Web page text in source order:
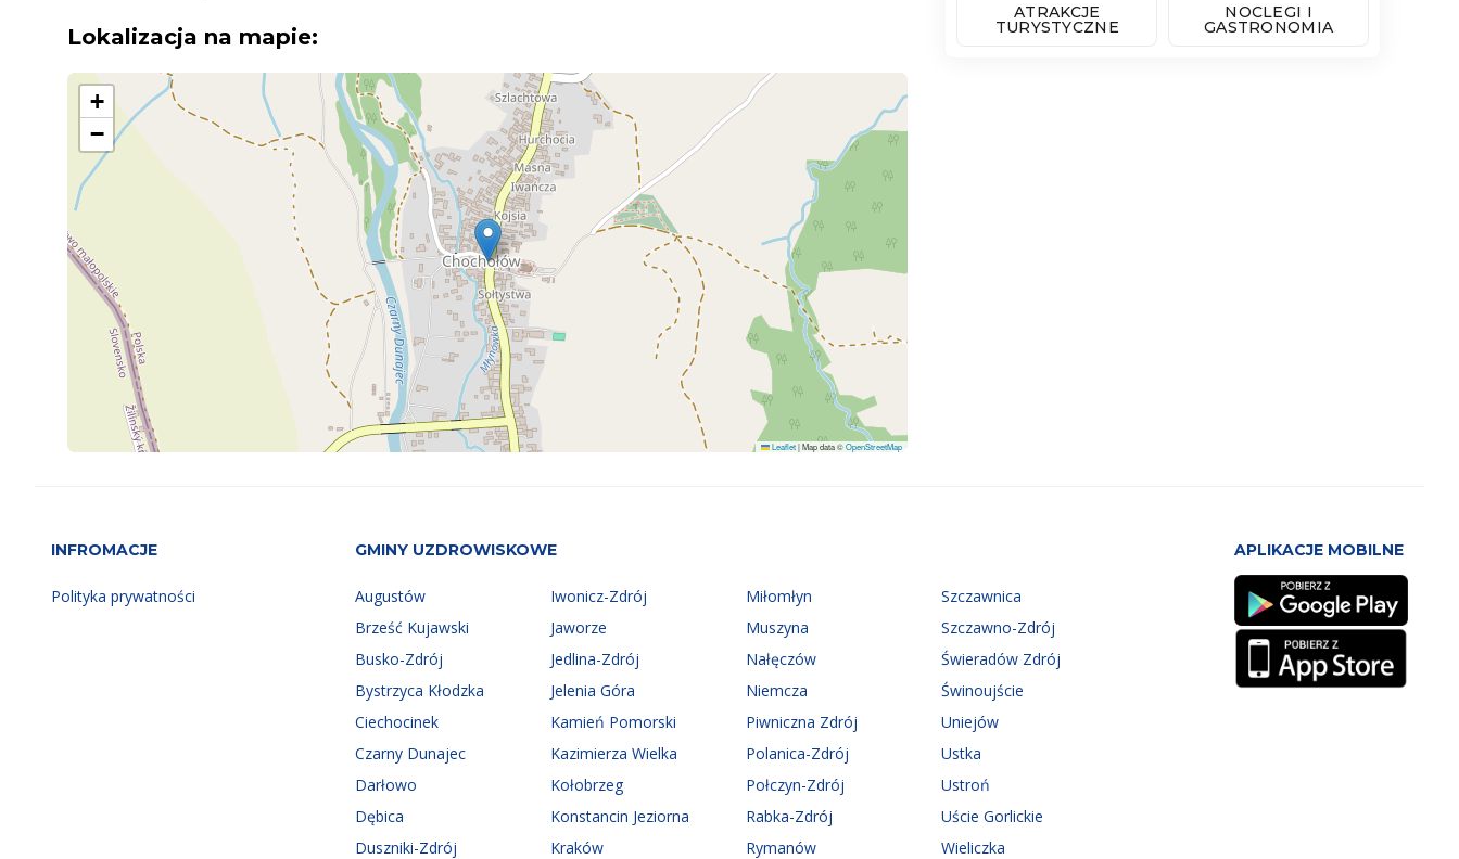
ATRAKCJE
TURYSTYCZNE
NOCLEGI I
GASTRONOMIA
Lokalizacja na mapie:
+
−
Leaflet |Map data ©OpenStreetMap
INFROMACJE
Polityka prywatności
GMINY UZDROWISKOWE
Augustów
Brześć Kujawski
Busko-Zdrój
Bystrzyca Kłodzka
Ciechocinek
Czarny Dunajec
Darłowo
Dębica
Duszniki-Zdrój
Iwonicz-Zdrój
Jaworze
Jedlina-Zdrój
Jelenia Góra
Kamień Pomorski
Kazimierza Wielka
Kołobrzeg
Konstancin Jeziorna
Kraków
Miłomłyn
Muszyna
Nałęczów
Niemcza
Piwniczna Zdrój
Polanica-Zdrój
Połczyn-Zdrój
Rabka-Zdrój
Rymanów
Szczawnica
Szczawno-Zdrój
Świeradów Zdrój
Świnoujście
Uniejów
Ustka
Ustroń
Uście Gorlickie
Wieliczka
APLIKACJE MOBILNE